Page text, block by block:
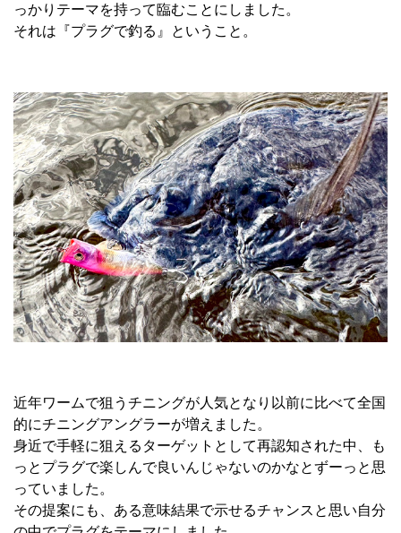
っかりテーマを持って臨むことにしました。
それは『プラグで釣る』ということ。
近年ワームで狙うチニングが人気となり以前に比べて全国
的にチニングアングラーが増えました。
身近で手軽に狙えるターゲットとして再認知された中、も
っとプラグで楽しんで良いんじゃないのかなとずーっと思
っていました。
その提案にも、ある意味結果で示せるチャンスと思い自分